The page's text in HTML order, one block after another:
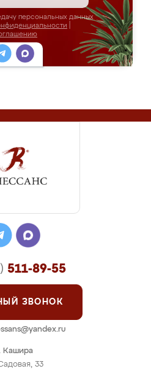
персональных данных
Кашира
33
511-89-55
ЗВОНОК